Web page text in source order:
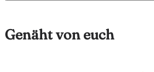
Genäht von euch